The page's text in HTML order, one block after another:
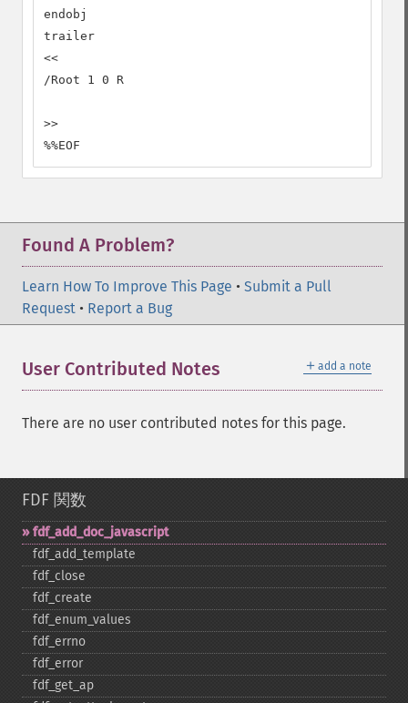
endobj
trailer
<<
/Root 1 0 R
>>
%%EOF
Found A Problem?
Learn How To Improve This Page • Submit a Pull
Request • Report a Bug
＋ add a note
User Contributed Notes
There are no user contributed notes for this page.
FDF 関数
fdf_​add_​doc_​javascript
fdf_​add_​template
fdf_​close
fdf_​create
fdf_​enum_​values
fdf_​errno
fdf_​error
fdf_​get_​ap